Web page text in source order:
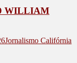
WILLIAM
Jornalismo Califórnia